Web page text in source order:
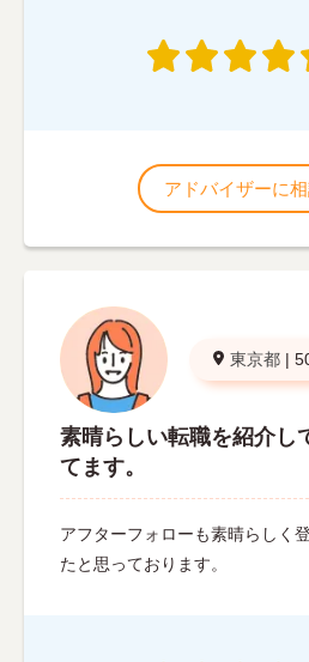
アドバイザーに
東京都 |
素晴らしい転職を紹介し
てます。
アフターフォローも素晴らしく
たと思っております。